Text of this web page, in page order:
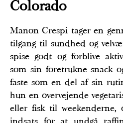
Colorado
Manon Crespi tager en
tilgang til sundhed og
spise godt og forblive
som sin foretrukne snack
faste som en del af sin
hun en overvejende
eller fisk til weekenderne,